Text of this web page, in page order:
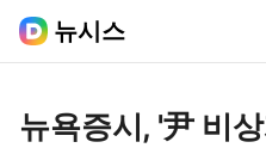
뉴시스
뉴욕증시, '尹 비